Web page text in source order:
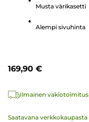
Musta värikasetti
Alempi sivuhinta
169,90 €
Ilmainen vakiotoimitus
Saatavana verkkokaupasta